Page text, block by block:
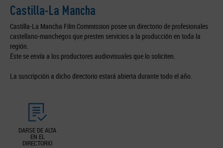
Castilla-La Mancha
Castilla-La Mancha Film Commission posee un directorio de profesionales
castellano-manchegos que presten servicios a la producción en toda la
región.
Éste se envía a los productores audiovisuales que lo soliciten.
La suscripción a dicho directorio estará abierta durante todo el año.
DARSE DE ALTA
EN EL
DIRECTORIO